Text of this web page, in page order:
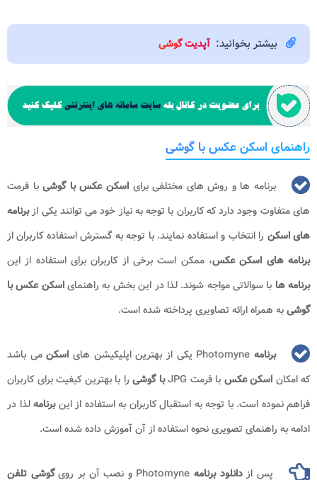
بیشتر بخوانید: آپدیت گوشی
راهنمای اسکن عکس با گوشی
برنامه ها و روش های مختلفی برایاسکن عکس با گوشیبا فرمت
های متفاوت وجود دارد که کاربران با توجه به نیاز خود می توانند یکی ازبرنامه
های اسکن را انتخاب و استفاده نمایند. با توجه به گسترش استفاده کاربران از
برنامه های اسکن عکس، ممکن است برخی از کاربران برای استفاده از این
برنامه ها با سوالاتی مواجه شوند. لذا در این بخش به راهنمایاسکن عکس با
گوشیبه همراه ارائه تصاویری پرداخته شده است.
برنامه Photomyne یکی از بهترین اپلیکیشن های اسکنمی باشد
که امکان اسکن عکس با فرمت JPG با گوشی را با بهترین کیفیت برای کاربران
فراهم نموده است. با توجه به استقبال کاربران به استفاده از اینبرنامهلذا در
ادامه به راهنمای تصویری نحوه استفاده از آن آموزش داده شده است.
پس ازدانلود برنامهPhotomyne و نصب آن بر روی
گوشی تلفن